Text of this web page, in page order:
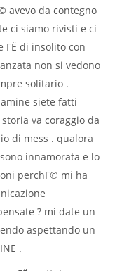
avevo da contegno
ci siamo rivisti e ci
ГЁ di insolito con
non si vedono
solitario .
siete fatti
storia va coraggio da
di mess . qualora
innamorata e lo
perchГ© mi ha
? mi date un
aspettando un
.